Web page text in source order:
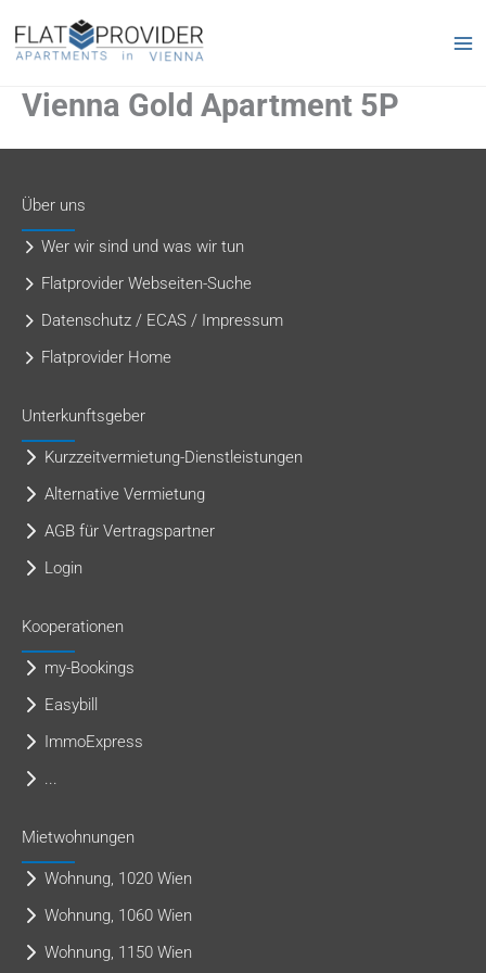
Inhalt
springen
Vienna Gold Apartment 5P
Über uns
Wer wir sind und was wir tun
Flatprovider Webseiten-Suche
Datenschutz / ECAS / Impressum
Flatprovider Home
Unterkunftsgeber
Kurzzeitvermietung-Dienstleistungen
Alternative Vermietung
AGB für Vertragspartner
Login
Kooperationen
my-Bookings
Easybill
ImmoExpress
...
Mietwohnungen
Wohnung, 1020 Wien
Wohnung, 1060 Wien
Wohnung, 1150 Wien